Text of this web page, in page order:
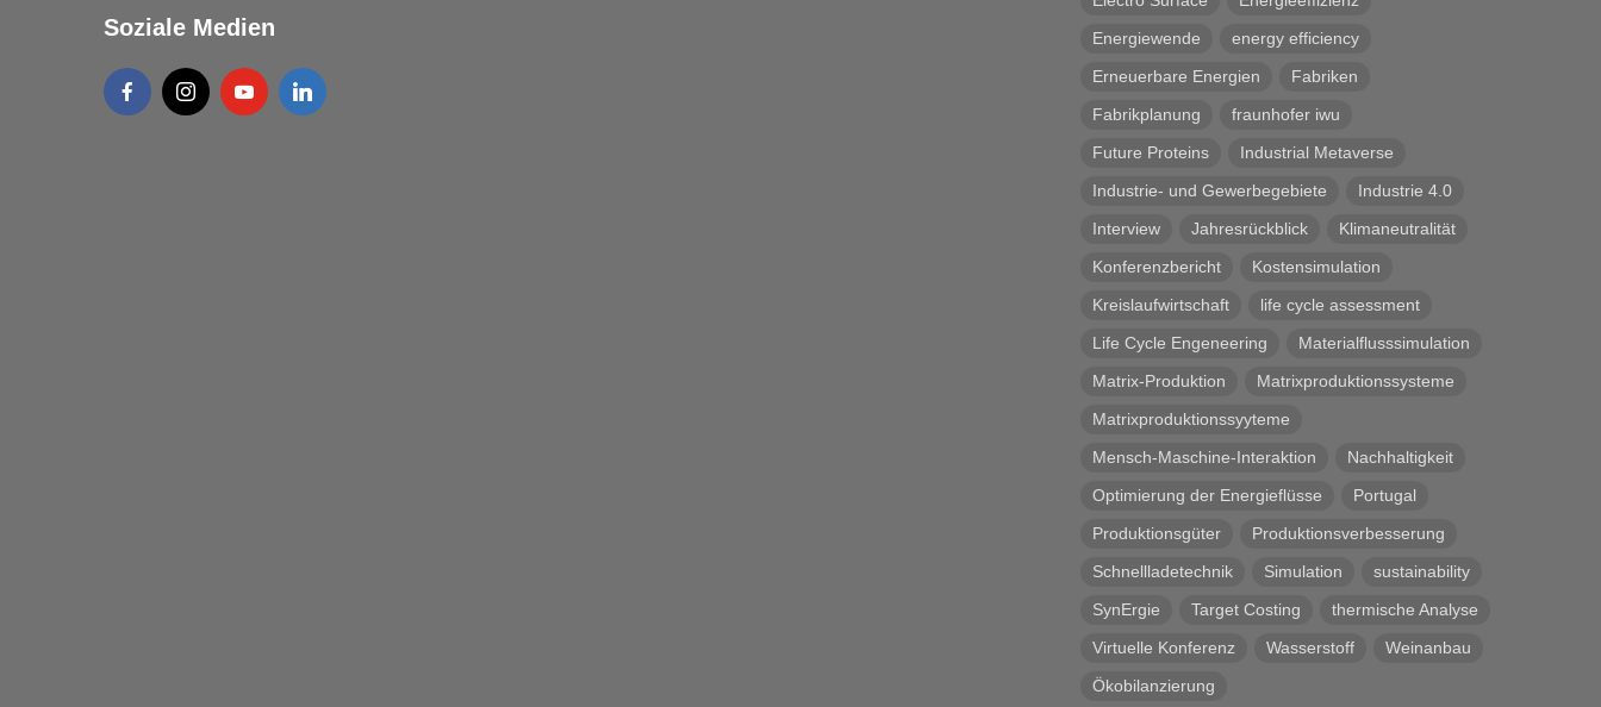
Soziale Medien
Energiewende
energy efficiency
Erneuerbare Energien
Fabriken
Fabrikplanung
fraunhofer iwu
Future Proteins
Industrial Metaverse
Industrie- und Gewerbegebiete
Industrie 4.0
Interview
Jahresrückblick
Klimaneutralität
Konferenzbericht
Kostensimulation
Kreislaufwirtschaft
life cycle assessment
Life Cycle Engeneering
Materialflusssimulation
Matrix-Produktion
Matrixproduktionssysteme
Matrixproduktionssyyteme
Mensch-Maschine-Interaktion
Nachhaltigkeit
Optimierung der Energieflüsse
Portugal
Produktionsgüter
Produktionsverbesserung
Schnellladetechnik
Simulation
sustainability
SynErgie
Target Costing
thermische Analyse
Virtuelle Konferenz
Wasserstoff
Weinanbau
Ökobilanzierung